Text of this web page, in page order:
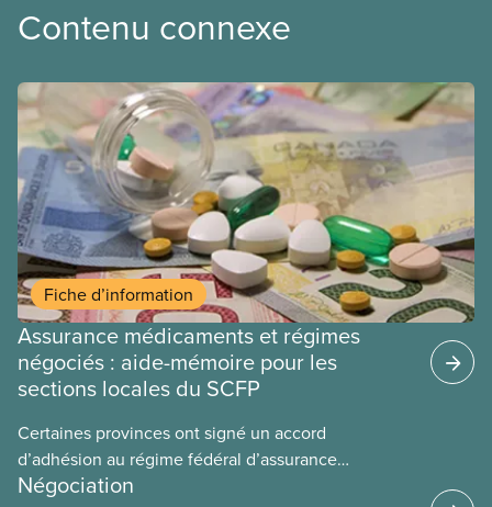
Contenu connexe
Fiche d’information
Assurance médicaments et régimes
négociés : aide-mémoire pour les
sections locales du SCFP
Certaines provinces ont signé un accord
d’adhésion au régime fédéral d’assurance
médicaments. Les sections locales du SCFP dans
Négociation